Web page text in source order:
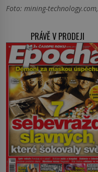
Foto: mining-
PRÁVĚ V PRODEJI